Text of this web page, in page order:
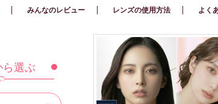
みんなのレビュー レンズの使用方法 よく
ら選ぶ